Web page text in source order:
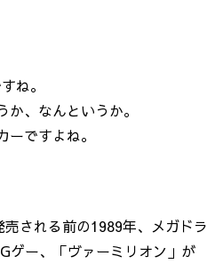
ね。
、なんというか。
ですよね。
される前の1989年、メガドラ
ゲー、「ヴァーミリオン」が